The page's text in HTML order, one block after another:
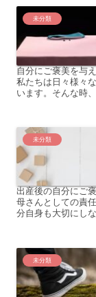
未分類
自分にご褒美を与
私たちは日々様々
います。そんな時
未分類
出産後の自分にご
母さんとしての責
分自身も大切にし
未分類